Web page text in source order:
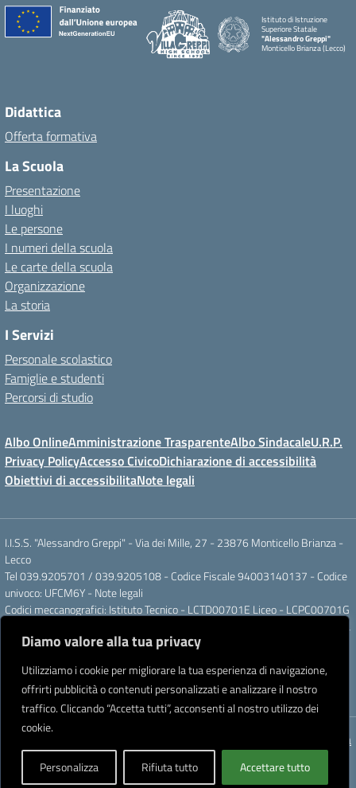
Diamo valore alla tua privacy
Utilizziamo i cookie per migliorare la tua esperienza di navigazione,
offrirti pubblicità o contenuti personalizzati e analizzare il nostro
traffico. Cliccando “Accetta tutti”, acconsenti al nostro utilizzo dei
cookie.
Personalizza Rifiuta tutto Accettare tutto
Istituto di Istruzione
Superiore Statale
"Alessandro Greppi"
Monticello Brianza (Lecco)
Didattica
Offerta formativa
La Scuola
Presentazione
I luoghi
Le persone
I numeri della scuola
Le carte della scuola
Organizzazione
La storia
I Servizi
Personale scolastico
Famiglie e studenti
Percorsi di studio
Albo OnlineAmministrazione TrasparenteAlbo SindacaleU.R.P.
Privacy PolicyAccesso CivicoDichiarazione di accessibilità
Obiettivi di accessibilitaNote legali
I.I.S.S. "Alessandro Greppi" - Via dei Mille, 27 - 23876 Monticello Brianza -
Lecco
Tel 039.9205701 / 039.9205108 - Codice Fiscale 94003140137 - Codice
univoco: UFCM6Y - Note legali
Codici meccanografici: Istituto Tecnico - LCTD00701E Liceo - LCPC00701G
Posta elettronica ordinaria: LCIS007008@ISTRUZIONE.IT Posta elettronica
certificata: LCIS007008@PEC.ISTRUZIONE.IT
Intestato a: Istituto di Istruzione Secondaria Superiore A. Greppi
Partner tecnologicoCreative Software Lab S.r.l.
Concept & Design by Designers Italia